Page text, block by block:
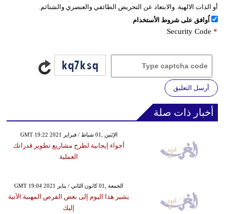
أو الذات الالهية. والابتعاد عن التحريض الطائفي والعنصري والشتائم.
اُوافق على شروط الأستخدام
Security Code *
أرسل التعليق
أخبار ذات صلة
GMT 19:22 2021 الإثنين ,01 شباط / فبراير
أجواء إيجابية لطرح مشاريع تطوير قدراتك
العملية
GMT 19:04 2021 الجمعة ,01 كانون الثاني / يناير
يشير هذا اليوم إلى بعض الفرص المهنية الآتية
إليك